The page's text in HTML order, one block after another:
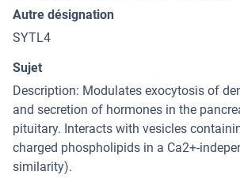
Autre désignation
SYTL4
Sujet
Description: Modulates exocytosis of
and secretion of hormones in the
pituitary. Interacts with vesicles
charged phospholipids in a Ca2+-
similarity).